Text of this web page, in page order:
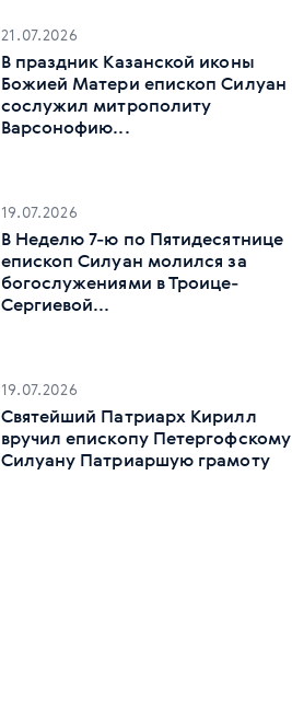
21.07.2026
В праздник Казанской иконы
Божией Матери епископ Силуан
сослужил митрополиту
Варсонофию...
19.07.2026
В Неделю 7-ю по Пятидесятнице
епископ Силуан молился за
богослужениями в Троице-
Сергиевой...
19.07.2026
Святейший Патриарх Кирилл
вручил епископу Петергофскому
Силуану Патриаршую грамоту